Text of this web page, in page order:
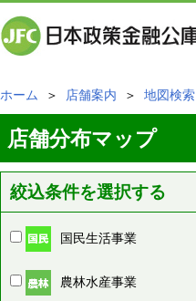
ホーム ＞ 店舗案内 ＞ 地図検索
店舗分布マップ
絞込条件を選択する
国民生活事業
農林水産事業